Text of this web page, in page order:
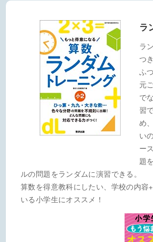
ラ
ラ
つ
ふ
元
で
習
め
い
ー
題
ルの問題をランダムに演習できる。
算数を得意教科にしたい、学校の内
いる小学生にオススメ！